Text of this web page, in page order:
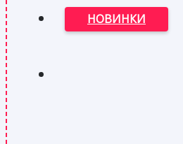
НОВИНКИ